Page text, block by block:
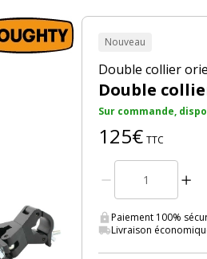
Nouveau
Double collier
Double
Sur commande,
125€ TTC
Paiement 100%
Livraison